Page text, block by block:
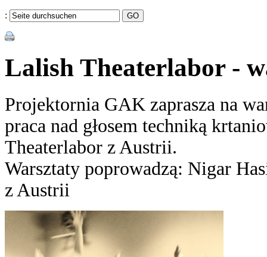
:
Lalish Theaterlabor -
Projektornia GAK zaprasza na
praca nad głosem techniką
Theaterlabor z Austrii.
Warsztaty poprowadzą: Nigar
z Austrii